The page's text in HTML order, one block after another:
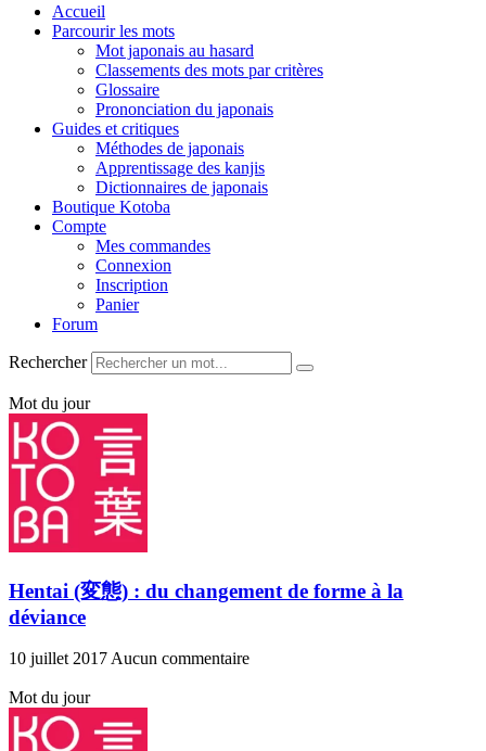
Accueil
Parcourir les mots
Mot japonais au hasard
Classements des mots par critères
Glossaire
Prononciation du japonais
Guides et critiques
Méthodes de japonais
Apprentissage des kanjis
Dictionnaires de japonais
Boutique Kotoba
Compte
Mes commandes
Connexion
Inscription
Panier
Forum
Rechercher
Mot du jour
Hentai (変態) : du changement de forme à la
déviance
10 juillet 2017 Aucun commentaire
Mot du jour